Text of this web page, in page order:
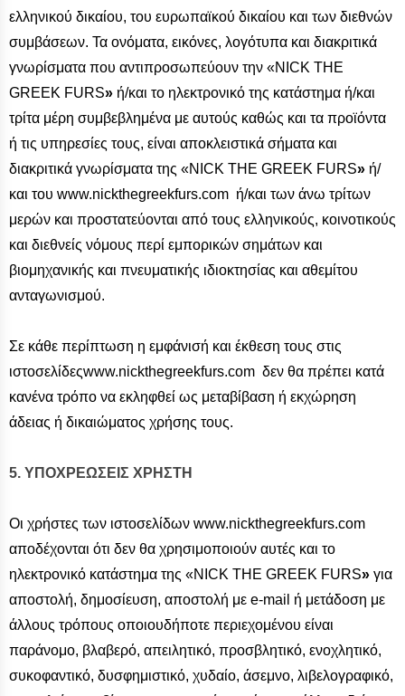
ελληνικού δικαίου, του ευρωπαϊκού δικαίου και των διεθνών
συμβάσεων. Τα ονόματα, εικόνες, λογότυπα και διακριτικά
γνωρίσματα που αντιπροσωπεύουν την «NICK THE
GREEK FURS» ή/και το ηλεκτρονικό της κατάστημα ή/και
τρίτα μέρη συμβεβλημένα με αυτούς καθώς και τα προϊόντα
ή τις υπηρεσίες τους, είναι αποκλειστικά σήματα και
διακριτικά γνωρίσματα της «NICK THE GREEK FURS» ή/
και του www.nickthegreekfurs.com ή/και των άνω τρίτων
μερών και προστατεύονται από τους ελληνικούς, κοινοτικούς
και διεθνείς νόμους περί εμπορικών σημάτων και
βιομηχανικής και πνευματικής ιδιοκτησίας και αθεμίτου
ανταγωνισμού.
Σε κάθε περίπτωση η εμφάνισή και έκθεση τους στις
ιστοσελίδεςwww.nickthegreekfurs.com δεν θα πρέπει κατά
κανένα τρόπο να εκληφθεί ως μεταβίβαση ή εκχώρηση
άδειας ή δικαιώματος χρήσης τους.
5. ΥΠΟΧΡΕΩΣΕΙΣ ΧΡΗΣΤΗ
Οι χρήστες των ιστοσελίδων www.nickthegreekfurs.com
αποδέχονται ότι δεν θα χρησιμοποιούν αυτές και το
ηλεκτρονικό κατάστημα της «NICK THE GREEK FURS» για
αποστολή, δημοσίευση, αποστολή με e-mail ή μετάδοση με
άλλους τρόπους οποιουδήποτε περιεχομένου είναι
παράνομο, βλαβερό, απειλητικό, προσβλητικό, ενοχλητικό,
συκοφαντικό, δυσφημιστικό, χυδαίο, άσεμνο, λιβελογραφικό,